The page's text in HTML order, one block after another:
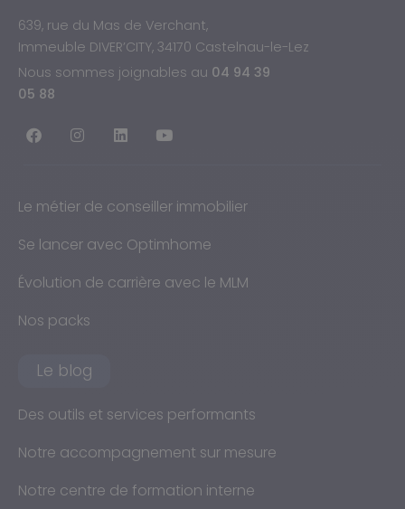
639, rue du Mas de Verchant,
Immeuble DIVER’CITY, 34170 Castelnau-le-Lez
Nous sommes joignables au 04 94 39
05 88
Le métier de conseiller immobilier
Se lancer avec Optimhome
Évolution de carrière avec le MLM
Nos packs
Le blog
Des outils et services performants
Notre accompagnement sur mesure
Notre centre de formation interne